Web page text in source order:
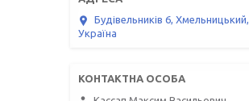
Будівельників 6, Хмельницький,
Україна